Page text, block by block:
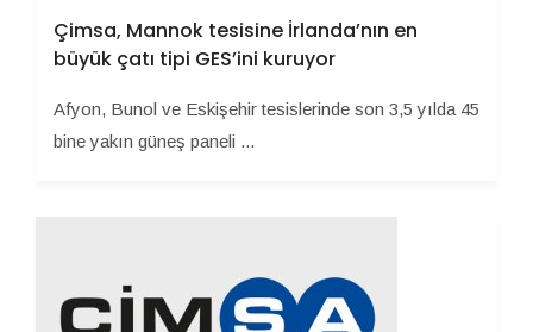
Çimsa, Mannok tesisine İrlanda’nın en
büyük çatı tipi GES’ini kuruyor
Afyon, Bunol ve Eskişehir tesislerinde son 3,5 yılda 45
bine yakın güneş paneli ...